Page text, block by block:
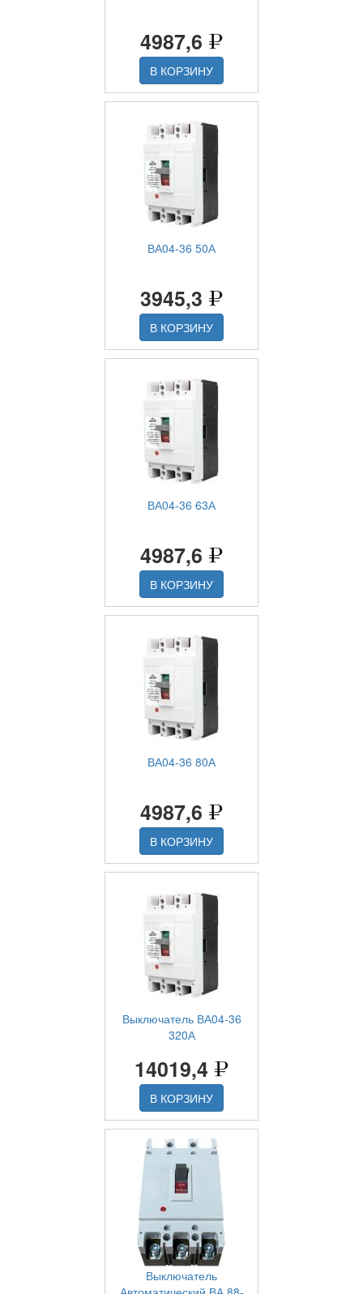
4987,6
В КОРЗИНУ
ВА04-36 50А
3945,3
В КОРЗИНУ
ВА04-36 63А
4987,6
В КОРЗИНУ
ВА04-36 80А
4987,6
В КОРЗИНУ
Выключатель ВА04-36
320А
14019,4
В КОРЗИНУ
Выключатель